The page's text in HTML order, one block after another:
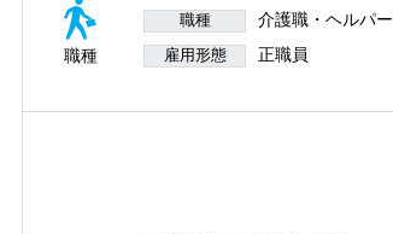
職種
職種 介護職・ヘルパー
雇用形態 正職員